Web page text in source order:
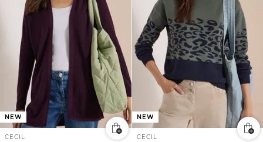
NEW
CECIL
NEW
CECIL